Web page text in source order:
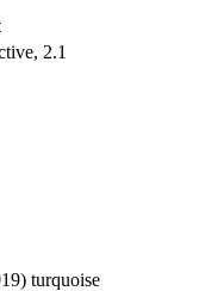
2.1
turquoise